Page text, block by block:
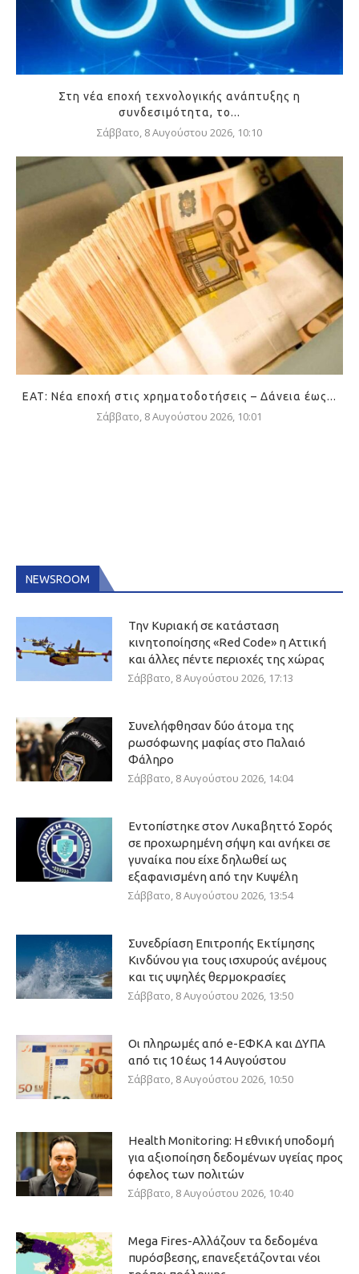
Στη νέα εποχή τεχνολογικής ανάπτυξης η
συνδεσιμότητα, το...
Σάββατο, 8 Αυγούστου 2026, 10:10
ΕΑΤ: Νέα εποχή στις χρηματοδοτήσεις – Δάνεια έως...
Σάββατο, 8 Αυγούστου 2026, 10:01
NEWSROOM
Την Κυριακή σε κατάσταση
κινητοποίησης «Red Code» η Αττική
και άλλες πέντε περιοχές της χώρας
Σάββατο, 8 Αυγούστου 2026, 17:13
Συνελήφθησαν δύο άτομα της
ρωσόφωνης μαφίας στο Παλαιό
Φάληρο
Σάββατο, 8 Αυγούστου 2026, 14:04
Εντοπίστηκε στον Λυκαβηττό Σορός
σε προχωρημένη σήψη και ανήκει σε
γυναίκα που είχε δηλωθεί ως
εξαφανισμένη από την Κυψέλη
Σάββατο, 8 Αυγούστου 2026, 13:54
Συνεδρίαση Επιτροπής Εκτίμησης
Κινδύνου για τους ισχυρούς ανέμους
και τις υψηλές θερμοκρασίες
Σάββατο, 8 Αυγούστου 2026, 13:50
Οι πληρωμές από e-ΕΦΚΑ και ΔΥΠΑ
από τις 10 έως 14 Αυγούστου
Σάββατο, 8 Αυγούστου 2026, 10:50
Health Monitoring: Η εθνική υποδομή
για αξιοποίηση δεδομένων υγείας προς
όφελος των πολιτών
Σάββατο, 8 Αυγούστου 2026, 10:40
Mega Fires-Αλλάζουν τα δεδομένα
πυρόσβεσης, επανεξετάζονται νέοι